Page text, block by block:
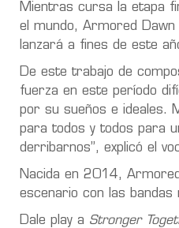
Mientras cursa la etapa
el mundo, Armored
lanzará a fines de este
De este trabajo de
fuerza en este período
por su sueños e ideales.
para todos y todos para
derribarnos”, explicó el
Nacida en 2014,
escenario con las
Dale play a Stronger